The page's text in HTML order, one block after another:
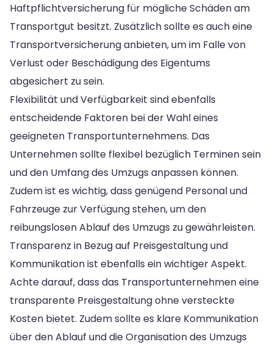
Haftpflichtversicherung für mögliche Schäden am
Transportgut besitzt. Zusätzlich sollte es auch eine
Transportversicherung anbieten, um im Falle von
Verlust oder Beschädigung des Eigentums
abgesichert zu sein.
Flexibilität und Verfügbarkeit sind ebenfalls
entscheidende Faktoren bei der Wahl eines
geeigneten Transportunternehmens. Das
Unternehmen sollte flexibel bezüglich Terminen sein
und den Umfang des Umzugs anpassen können.
Zudem ist es wichtig, dass genügend Personal und
Fahrzeuge zur Verfügung stehen, um den
reibungslosen Ablauf des Umzugs zu gewährleisten.
Transparenz in Bezug auf Preisgestaltung und
Kommunikation ist ebenfalls ein wichtiger Aspekt.
Achte darauf, dass das Transportunternehmen eine
transparente Preisgestaltung ohne versteckte
Kosten bietet. Zudem sollte es klare Kommunikation
über den Ablauf und die Organisation des Umzugs